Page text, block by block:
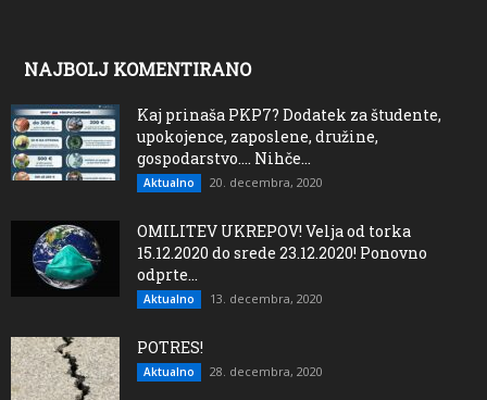
NAJBOLJ KOMENTIRANO
Kaj prinaša PKP7? Dodatek za študente,
upokojence, zaposlene, družine,
gospodarstvo…. Nihče...
Aktualno 20. decembra, 2020
OMILITEV UKREPOV! Velja od torka
15.12.2020 do srede 23.12.2020! Ponovno
odprte...
Aktualno 13. decembra, 2020
POTRES!
Aktualno 28. decembra, 2020